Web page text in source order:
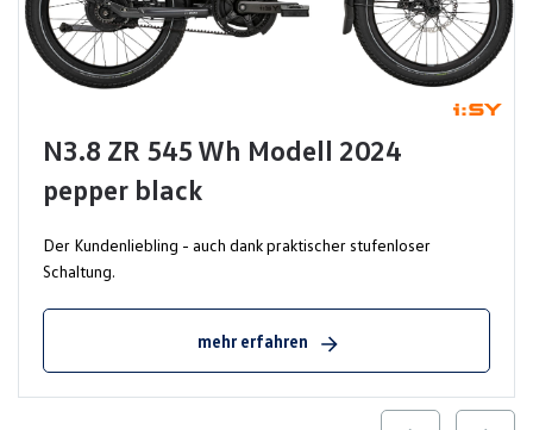
N3.8 ZR 545 Wh Modell 2024
pepper black
Der Kundenliebling - auch dank praktischer stufenloser
Schaltung.
mehr erfahren